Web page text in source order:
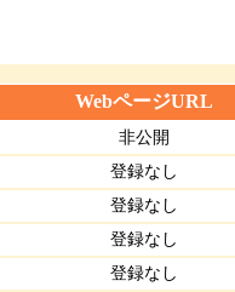
WebページURL
非公開
登録なし
登録なし
登録なし
登録なし